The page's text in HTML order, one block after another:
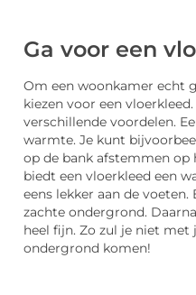
Ga voor een
Om een woonkamer echt
kiezen voor een
verschillende voordelen.
warmte. Je kunt
op de bank afstemmen op
biedt een vloerkleed een
eens lekker aan de
zachte ondergrond.
heel fijn. Zo zul je niet met
ondergrond komen!